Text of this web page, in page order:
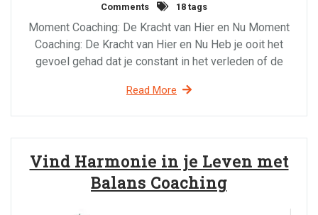
Comments
18 tags
Moment Coaching: De Kracht van Hier en Nu Moment
Coaching: De Kracht van Hier en Nu Heb je ooit het
gevoel gehad dat je constant in het verleden of de
Read More
Vind Harmonie in je Leven met
Balans Coaching